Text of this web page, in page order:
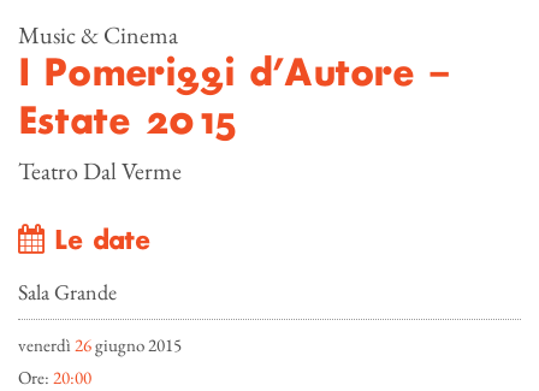
Music & Cinema
I Pomeriggi d’Autore –
Estate 2015
Teatro Dal Verme
Le date
Sala Grande
venerdì 26giugno 2015
Ore: 20:00